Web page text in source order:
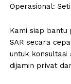
Operasional:
Kami siap bantu
SAR secara
untuk konsultasi
dijamin privat